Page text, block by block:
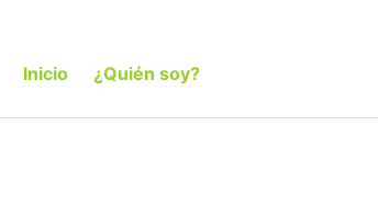
Inicio ¿Quién soy?